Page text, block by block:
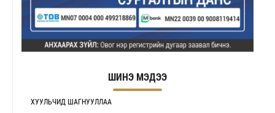
ШИНЭ МЭДЭЭ
ХУУЛЬЧИД ШАГНУУЛЛАА